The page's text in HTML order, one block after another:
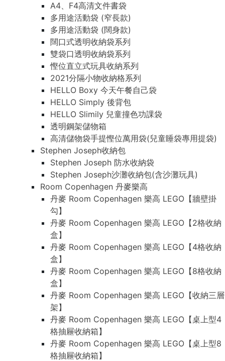
A4、F4高清文件書袋
多用途活動袋 (窄長款)
多用途活動袋 (闊身款)
闊口式透明收納袋系列
雙袋口透明收納袋系列
慳位直立式玩具收納系列
2021分隔小物收納格系列
HELLO Boxy 今天午餐自己袋
HELLO Simply 後背包
HELLO Slimily 兒童撞色功課袋
透明鋼架儲物箱
高清儲物袋手提慳位萬用袋(兒童睡袋專用提袋)
Stephen Joseph收納包
Stephen Joseph 防水收納袋
Stephen Joseph沙灘收納包(含沙灘玩具)
Room Copenhagen 丹麥樂高
丹麥 Room Copenhagen 樂高 LEGO【牆壁掛
勾】
丹麥 Room Copenhagen 樂高 LEGO【2格收納
盒】
丹麥 Room Copenhagen 樂高 LEGO【4格收納
盒】
丹麥 Room Copenhagen 樂高 LEGO【8格收納
盒】
丹麥 Room Copenhagen 樂高 LEGO【收納三層
架】
丹麥 Room Copenhagen 樂高 LEGO【桌上型4
格抽屜收納箱】
丹麥 Room Copenhagen 樂高 LEGO【桌上型8
格抽屜收納箱】